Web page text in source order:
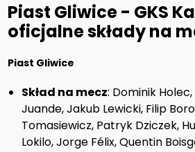
Piast Gliwice - GKS
oficjalne składy na
Piast Gliwice
Skład na mecz: Dominik
Juande, Jakub Lewicki, Filip
Tomasiewicz, Patryk Dziczek,
Lokilo, Jorge Félix, Quentin